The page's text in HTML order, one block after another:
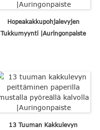
Hopeakakkupohjalevyjen
Tukkumyynti |Auringonpaiste
13 Tuuman Kakkulevyn